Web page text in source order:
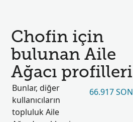
Chofin için
bulunan Aile
Ağacı profilleri
Bunlar, diğer
kullanıcıların
topluluk Aile
66.917